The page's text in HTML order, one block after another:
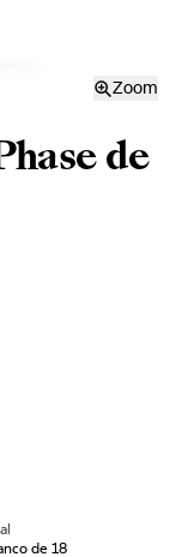
Zoom
de
de 18